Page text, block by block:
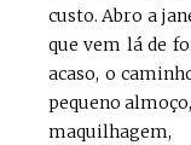
custo. Abro a
que vem lá de
acaso, o
pequeno